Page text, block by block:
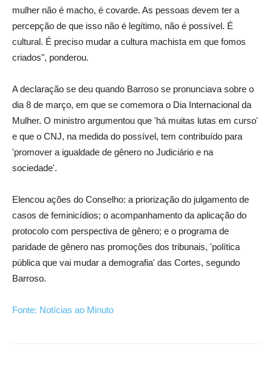
mulher não é macho, é covarde. As pessoas devem ter a
percepção de que isso não é legítimo, não é possível. É
cultural. É preciso mudar a cultura machista em que fomos
criados", ponderou.
A declaração se deu quando Barroso se pronunciava sobre o
dia 8 de março, em que se comemora o Dia Internacional da
Mulher. O ministro argumentou que 'há muitas lutas em curso'
e que o CNJ, na medida do possível, tem contribuído para
'promover a igualdade de gênero no Judiciário e na
sociedade'.
Elencou ações do Conselho: a priorização do julgamento de
casos de feminicídios; o acompanhamento da aplicação do
protocolo com perspectiva de gênero; e o programa de
paridade de gênero nas promoções dos tribunais, 'política
pública que vai mudar a demografia' das Cortes, segundo
Barroso.
Fonte: Notícias ao Minuto